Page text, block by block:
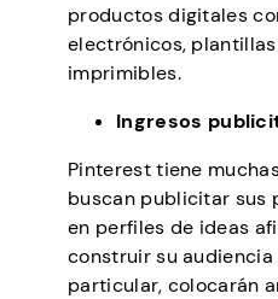
productos digitales
electrónicos,
imprimibles.
Ingresos
Pinterest tiene
buscan publicitar sus
en perfiles de ideas
construir su audiencia
particular, colocarán